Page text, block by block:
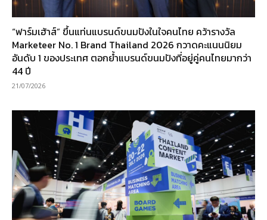
“ฟาร์มเฮ้าส์” ขึ้นแท่นแบรนด์ขนมปังในใจคนไทย คว้ารางวัล
Marketeer No. 1 Brand Thailand 2026 กวาดคะแนนนิยม
อันดับ 1 ของประเทศ ตอกย้ำแบรนด์ขนมปังที่อยู่คู่คนไทยมากว่า
44 ปี
21/07/2026